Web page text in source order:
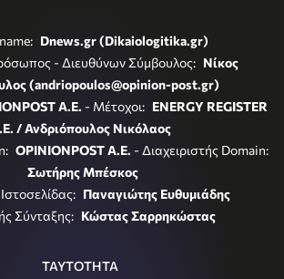
Dnews.gr (Dikaiologitika.gr)
- Διευθύνων Σύμβουλος: Νίκος
(andriopoulos@opinion-post.gr)
A.E. - Μέτοχοι: ENERGY REGISTER
/ Ανδριόπουλος Νικόλαος
OPINIONPOST A.E. - Διαχειριστής Domain:
Σωτήρης Μπέσκος
Παναγιώτης Ευθυμιάδης
Σύνταξης: Κώστας Σαρρηκώστας
ΤΑΥΤΟΤΗΤΑ